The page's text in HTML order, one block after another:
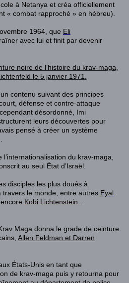
à Netanya et créa officiellement
« combat rapproché » en hébreu)
1964 , que Eli
avec lui et finit par devenir
noire de l’histoire du krav-maga,
le 5 janvier 1971
contenu suivant des principes
défense et contre-attaque
désordonné, Imi
leurs découvertes pour
pensé à créer un système
du krav-maga,
au seul État d’Israël.
disciples les plus doués à
le monde, entre autres Eyal
encore Kobi Lichtenstein
Maga donna le grade de ceinture
Allen Feldman et Darren
États-Unis en tant que
de krav-maga puis y retourna pour